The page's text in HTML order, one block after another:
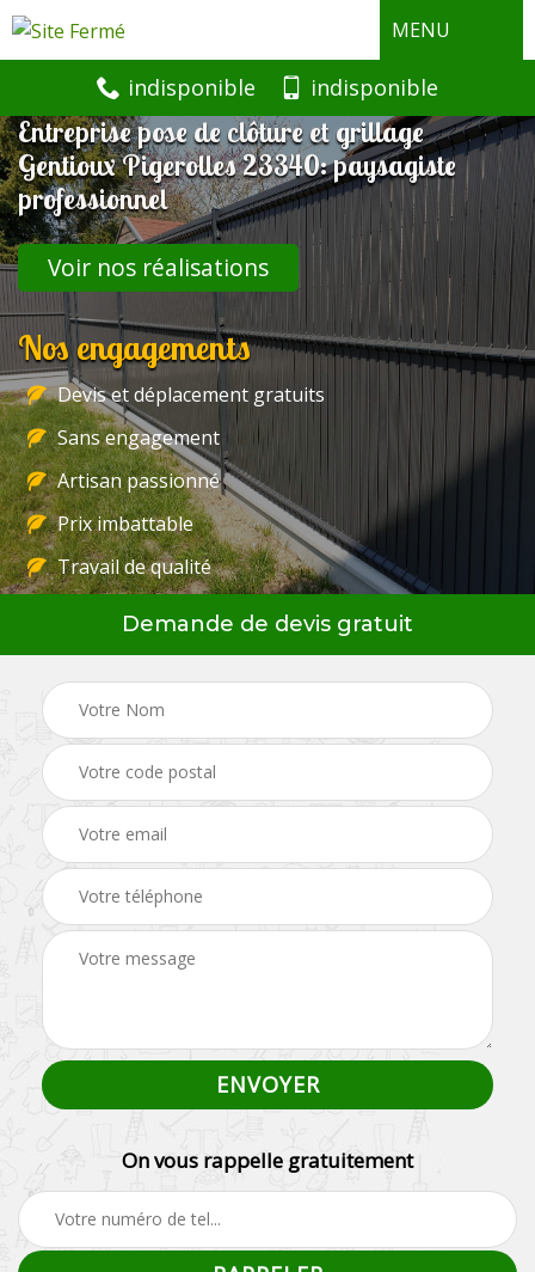
MENU
indisponible indisponible
Entreprise pose de clôture et grillage
Gentioux Pigerolles 23340: paysagiste
professionnel
Voir nos réalisations
Nos engagements
Devis et déplacement gratuits
Sans engagement
Artisan passionné
Prix imbattable
Travail de qualité
Demande de devis gratuit
On vous rappelle gratuitement